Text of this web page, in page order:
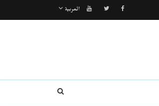
العربية